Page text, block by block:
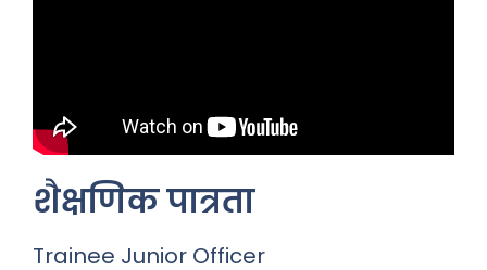
शैक्षणिक पात्रता
Trainee Junior Officer